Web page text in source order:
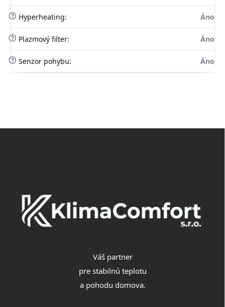
? Hyperheating: Áno
? Plazmový filter: Áno
? Senzor pohybu: Áno
Z
Váš partner
pre stabilnú teplotu
a pohodu domova.